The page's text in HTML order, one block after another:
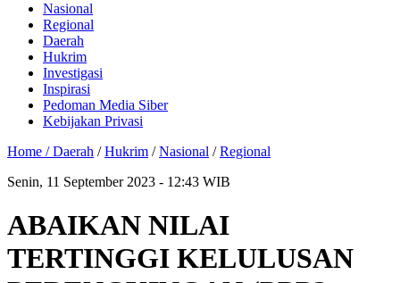
Nasional
Regional
Daerah
Hukrim
Investigasi
Inspirasi
Pedoman Media Siber
Kebijakan Privasi
Home /Daerah /Hukrim /Nasional /Regional
Senin, 11 September 2023 - 12:43 WIB
ABAIKAN NILAI
TERTINGGI KELULUSAN